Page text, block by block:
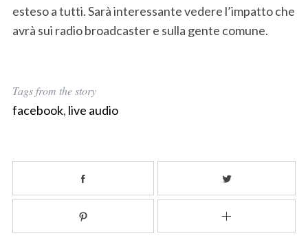
esteso a tutti. Sarà interessante vedere l’impatto che
avrà sui radio broadcaster e sulla gente comune.
Tags from the story
facebook, live audio
S
e
o